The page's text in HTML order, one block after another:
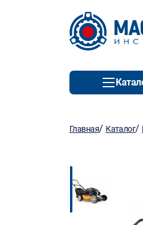
Главная/ Каталог/